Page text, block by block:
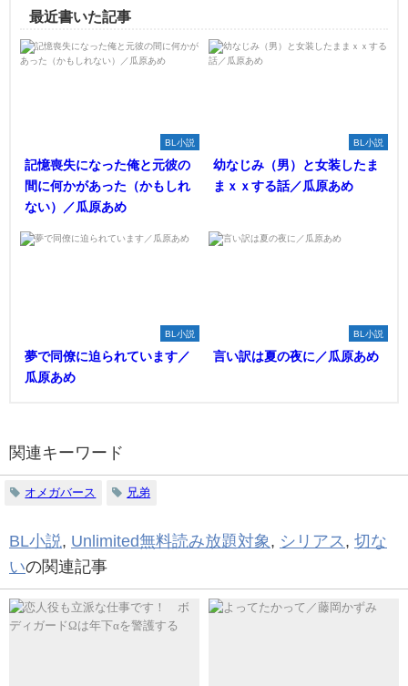
最近書いた記事
BL小説
記憶喪失になった俺と元彼の
間に何かがあった（かもしれ
ない）／瓜原あめ
BL小説
幼なじみ（男）と女装したま
まｘｘする話／瓜原あめ
BL小説
夢で同僚に迫られています／
瓜原あめ
BL小説
言い訳は夏の夜に／瓜原あめ
関連キーワード
オメガバース 兄弟
BL小説, Unlimited無料読み放題対象 , シリアス , 切な
いの関連記事